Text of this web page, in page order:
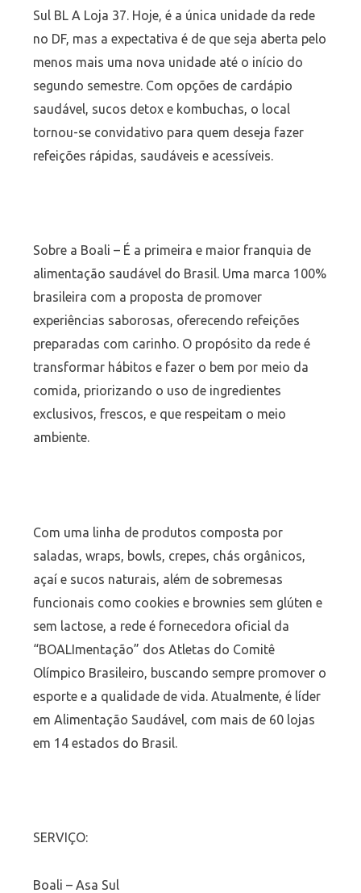
Sul BL A Loja 37. Hoje, é a única unidade da rede
no DF, mas a expectativa é de que seja aberta pelo
menos mais uma nova unidade até o início do
segundo semestre. Com opções de cardápio
saudável, sucos detox e kombuchas, o local
tornou-se convidativo para quem deseja fazer
refeições rápidas, saudáveis e acessíveis.
Sobre a Boali – É a primeira e maior franquia de
alimentação saudável do Brasil. Uma marca 100%
brasileira com a proposta de promover
experiências saborosas, oferecendo refeições
preparadas com carinho. O propósito da rede é
transformar hábitos e fazer o bem por meio da
comida, priorizando o uso de ingredientes
exclusivos, frescos, e que respeitam o meio
ambiente.
Com uma linha de produtos composta por
saladas, wraps, bowls, crepes, chás orgânicos,
açaí e sucos naturais, além de sobremesas
funcionais como cookies e brownies sem glúten e
sem lactose, a rede é fornecedora oficial da
“BOALImentação” dos Atletas do Comitê
Olímpico Brasileiro, buscando sempre promover o
esporte e a qualidade de vida. Atualmente, é líder
em Alimentação Saudável, com mais de 60 lojas
em 14 estados do Brasil.
SERVIÇO:
Boali – Asa Sul